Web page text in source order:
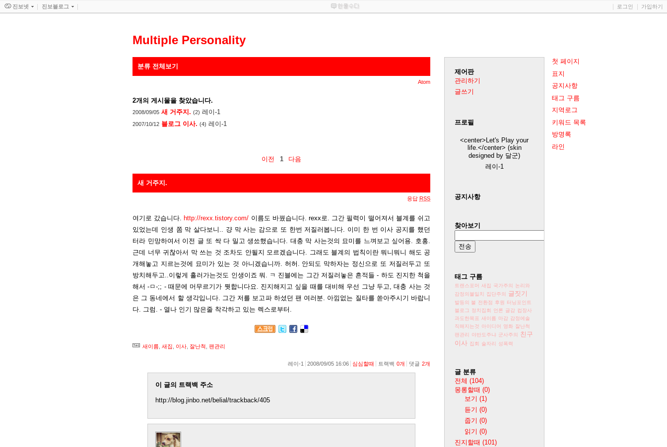
Multiple Personality
첫 페이지
표지
공지사항
태그 구름
지역로그
키워드 목록
방명록
라인
분류 전체보기
Atom
2개의 게시물을 찾았습니다.
2008/09/05 새 거주지. (2) 레이-1
2007/10/12 블로그 이사. (4) 레이-1
이전 1 다음
새 거주지.
응답 RSS
여기로 갔습니다. http://rexx.tistory.com/ 이름도 바꿨습니다. rexx로. 그간 필력이 떨어져서 블계를 쉬고
있었는데 인생 쫌 막 살다보니.. 걍 막 사는 감으로 또 한번 저질러봅니다. 이미 한 번 이사 공지를 했던
터라 민망하여서 이전 글 또 싹 다 밀고 생쑈했습니다. 대충 막 사는것의 묘미를 느껴보고 싶어용. 호홍.
근데 너무 귀찮아서 막 쓰는 것 조차도 안될지 모르겠습니다. 그래도 블계의 법칙이란 뭐니뭐니 해도 공
개해놓고 지르는것에 묘미가 있는 것 아니겠습니까. 허허. 안되도 막하자는 정신으로 또 저질러두고 또
방치해두고..이렇게 흘러가는것도 인생이죠 뭐. ㅋ 진블에는 그간 저질러놓은 흔적들 - 하도 진지한 척을
해서 -ㅁ-;; - 때문에 머무르기가 뭣합니다요. 진지해지고 싶을 때를 대비해 우선 그냥 두고, 대충 사는 것
은 그 동네에서 할 생각입니다. 그간 저를 보고파 하셨던 팬 여러분. 아낌없는 질타를 쏟아주시기 바랍니
다. 그럼. - 열나 인기 많은줄 착각하고 있는 렉스로부터.
새이름 새집 이사 잘난척 팬관리
레이-1 2008/09/05 16:06 심심할때 트랙백 0개 댓글 2개
이 글의 트랙백 주소
http://blog.jinbo.net/belial/trackback/405
제어판
관리하기
글쓰기
프로필
<center>Let's Play your
life.</center> (skin
designed by 달군)
레이-1
공지사항
찾아보기
태그 구름
트랜스포머 새집 국가주의
논리와
감정의불일치
집단주의 글짓기
발등의 불 전환점 후원
터닝포인트
블로그 정치집회 언론 글감 컵장사
과도한목표 새이름 마감 감정에솔
직해지는것 아이디어 영화
잘난척
팬관리
야반도주냐 군사주의
친구
이사 집회 술자리 성폭력
글 분류
전체 (104)
몽롱할때 (0)
보기 (1)
듣기 (0)
줍기 (0)
읽기 (0)
진지할때 (101)
진보넷 진보블로그 로그인 가입하기